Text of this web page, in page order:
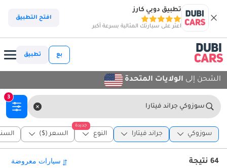
تطبيق دوبي كارز
اعثر على سيارتك المثالية بسرعة أكبر
افتح التطبيق
بع تطبيق
الشحن إلى الولايات المتحدة
سوزوكي جراند فيتارا
3
سوزوكي جراند فيتارا
جديدة
النوع السعر ($)
64 نتيجة